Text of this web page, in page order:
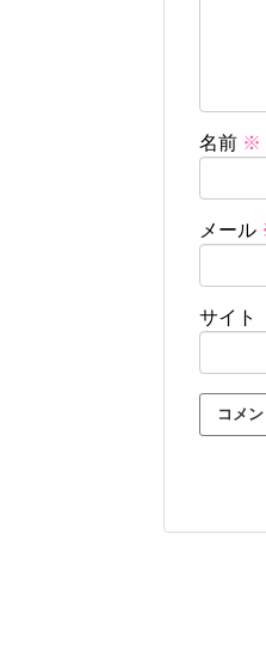
名前 ※
メール
サイト